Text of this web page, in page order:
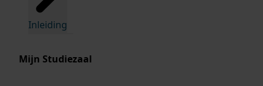
Inleiding
Mijn Studiezaal